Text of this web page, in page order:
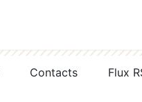
Contacts Flux